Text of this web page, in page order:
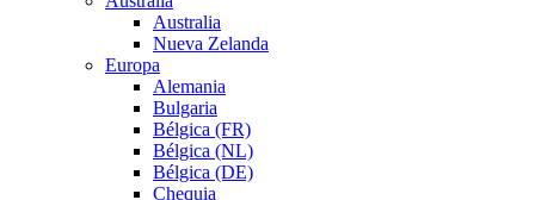
Australia
Nueva Zelanda
Europa
Alemania
Bulgaria
Bélgica (FR)
Bélgica (NL)
Bélgica (DE)
Chequia